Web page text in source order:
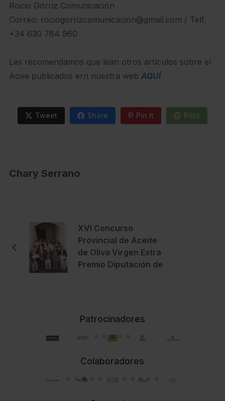
Rocío Górriz Comunicación
Correo: rociogorrizcomunicacion@gmail.com / Telf.
+34 630 764 960
Les recomendamos que lean otros artículos sobre el
Aove publicados ern nuestra web AQUÍ
Tweet Share Pin It Print
Chary Serrano
XVI Concurso
Provincial de Aceite
de Oliva Virgen Extra
Premio Diputación de
Patrocinadores
Colaboradores